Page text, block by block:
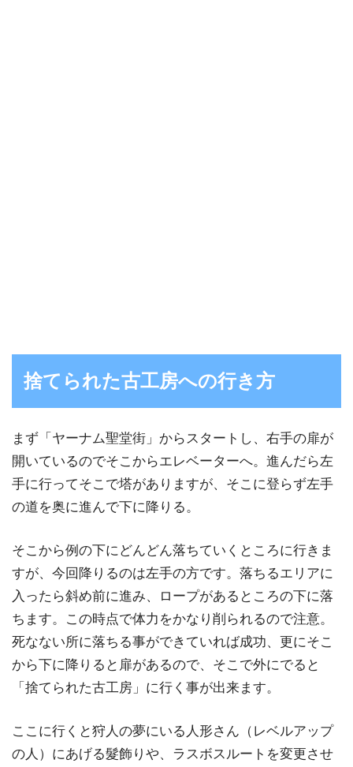
捨てられた古工房への行き方
まず「ヤーナム聖堂街」からスタートし、右手の扉が
開いているのでそこからエレベーターへ。進んだら左
手に行ってそこで塔がありますが、そこに登らず左手
の道を奥に進んで下に降りる。
そこから例の下にどんどん落ちていくところに行きま
すが、今回降りるのは左手の方です。落ちるエリアに
入ったら斜め前に進み、ロープがあるところの下に落
ちます。この時点で体力をかなり削られるので注意。
死なない所に落ちる事ができていれば成功、更にそこ
から下に降りると扉があるので、そこで外にでると
「捨てられた古工房」に行く事が出来ます。
ここに行くと狩人の夢にいる人形さん（レベルアップ
の人）にあげる髮飾りや、ラスボスルートを変更させ